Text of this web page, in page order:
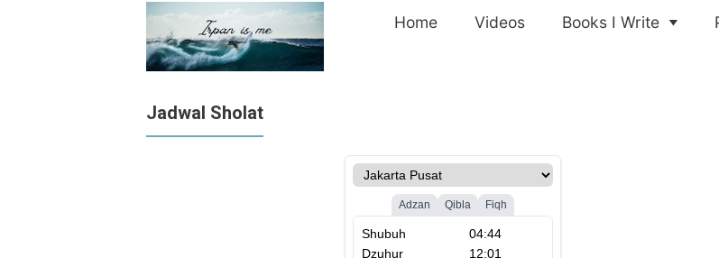
Home Videos Books I Write
Jadwal Sholat